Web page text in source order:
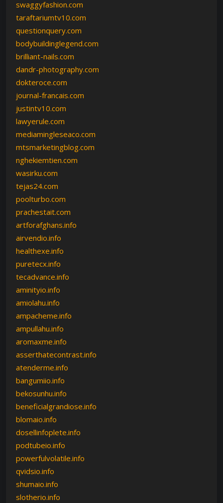
swaggyfashion.com
taraftariumtv10.com
questionquery.com
bodybuildinglegend.com
brilliant-nails.com
dandr-photography.com
dokteroce.com
journal-francais.com
justintv10.com
lawyerule.com
mediamingleseaco.com
mtsmarketingblog.com
nghekiemtien.com
wasirku.com
tejas24.com
poolturbo.com
prachestait.com
artforafghans.info
airvendio.info
healthexe.info
puretecx.info
tecadvance.info
aminityio.info
amiolahu.info
ampacheme.info
ampullahu.info
aromaxme.info
asserthatecontrast.info
atenderme.info
bangumiio.info
bekosunhu.info
beneficialgrandiose.info
blomaio.info
dosellinfoplete.info
podtubeio.info
powerfulvolatile.info
qvidsio.info
shumaio.info
slotherio.info